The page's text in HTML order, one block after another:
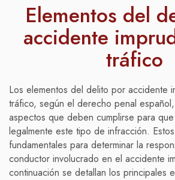
Elementos del
accidente
tráfico
Los elementos del delito por accidente
tráfico, según el derecho penal
aspectos que deben cumplirse para
legalmente este tipo de infracción.
fundamentales para determinar la
conductor involucrado en el accidente
continuación se detallan los principales